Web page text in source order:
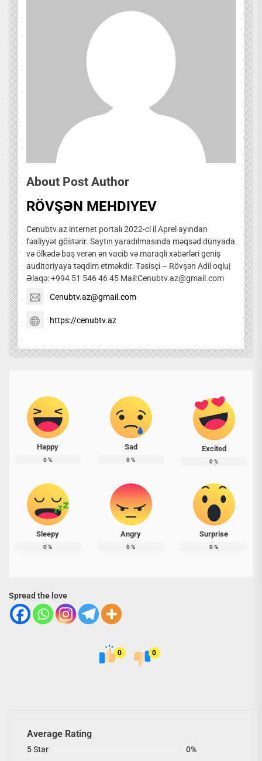
About Post Author
RÖVŞƏN MEHDIYEV
Cenubtv.az internet portalı 2022-ci il Aprel ayından
fəaliyyət göstərir. Saytın yaradılmasında məqsəd dünyada
və ölkədə baş verən ən vacib və maraqlı xəbərləri geniş
auditoriyaya təqdim etməkdir. Təsisçi – Rövşən Adil oqlu|
Əlaqə: +994 51 546 46 45 Mail:Cenubtv.az@gmail.com
Cenubtv.az@gmail.com
https://cenubtv.az
Happy
0%
Sad
0%
Excited
0%
Sleepy
0%
Angry
0%
Surprise
0%
Spread the love
0 0
Average Rating
5 Star
0%